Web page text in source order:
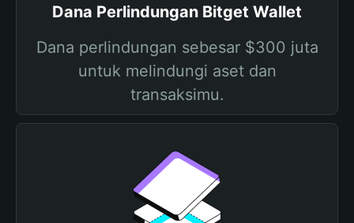
Dana Perlindungan Bitget Wallet
Dana perlindungan sebesar $300 juta
untuk melindungi aset dan
transaksimu.